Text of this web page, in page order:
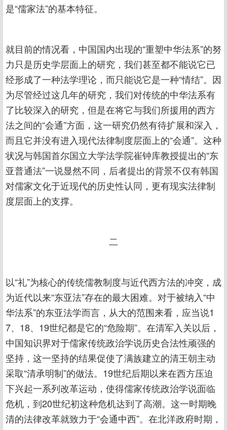
是“儒家法”的基本特征。
就目前的情况看，中国国内出现的“重塑中华法系”的努
力只是历史学层面上的研究，我们甚至都不能说它已
经形成了一种法学理论，而只能说它是一种“情结”。因
为尽管经过这几年的研究，我们对传统的中华法系有
了比较深入的研究，但是在将它与我们所援用的西方
法之间的“会通”方面，这一研究仍然有待扩展和深入，
而且它并没有进入现代法律制度层面上的“会通”。这种
状况与韩国首尔国立大学法学院崔钟库教授提出的“东
亚普通法”一说显然不同，后者提出的背景不仅有韩国
对儒家文化于近现代的历史性认同，更有现实法律制
度层面上的支撑。
二
以“礼”为核心的传统儒教制度与近代西方法的冲突，成
为近代以来“东亚法”存在的最大困难。对于被纳入“中
华法系”的东亚法学而言，从大的范围来看，应当说1
7、18、19世纪都是它的“危险期”。在清军入关以后，
中国知识界对于儒家传统政治学说历史合法性顽强的
坚持，这一坚持的结果促使了满族建立的清王朝主动
采取“清承明制”的做法。19世纪后期以来在西方压迫
下兴起一系列改革运动，使得儒家传统政治学说面临
危机，到20世纪初这种危机达到了高潮。这一时期晚
清的法律改革就致力于“会通中西”。在北洋政府时期，